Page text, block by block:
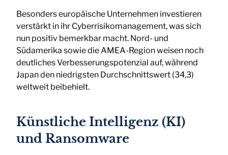
Besonders europäische Unternehmen investieren
verstärkt in ihr Cyberrisikomanagement, was sich
nun positiv bemerkbar macht. Nord- und
Südamerika sowie die AMEA-Region weisen noch
deutliches Verbesserungspotenzial auf, während
Japan den niedrigsten Durchschnittswert (34,3)
weltweit beibehielt.
Künstliche Intelligenz (KI)
und Ransomware